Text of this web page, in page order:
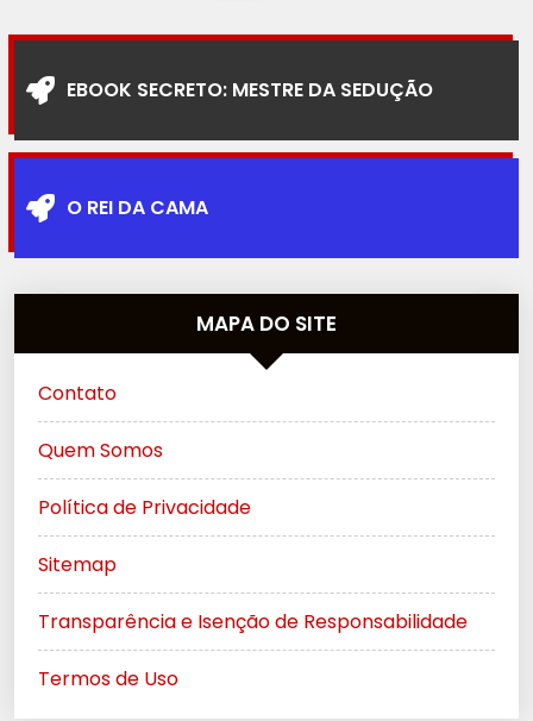
EBOOK SECRETO: MESTRE DA SEDUÇÃO
O REI DA CAMA
MAPA DO SITE
Contato
Quem Somos
Política de Privacidade
Sitemap
Transparência e Isenção de Responsabilidade
Termos de Uso